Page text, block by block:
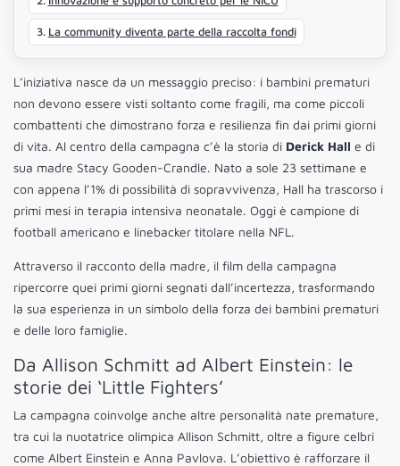
La community diventa parte della raccolta fondi
L’iniziativa nasce da un messaggio preciso: i bambini prematuri
non devono essere visti soltanto come fragili, ma come piccoli
combattenti che dimostrano forza e resilienza fin dai primi giorni
di vita. Al centro della campagna c’è la storia di Derick Hall e di
sua madre Stacy Gooden-Crandle. Nato a sole 23 settimane e
con appena l’1% di possibilità di sopravvivenza, Hall ha trascorso i
primi mesi in terapia intensiva neonatale. Oggi è campione di
football americano e linebacker titolare nella NFL.
Attraverso il racconto della madre, il film della campagna
ripercorre quei primi giorni segnati dall’incertezza, trasformando
la sua esperienza in un simbolo della forza dei bambini prematuri
e delle loro famiglie.
Da Allison Schmitt ad Albert Einstein: le
storie dei ‘Little Fighters’
La campagna coinvolge anche altre personalità nate premature,
tra cui la nuotatrice olimpica Allison Schmitt, oltre a figure celbri
come Albert Einstein e Anna Pavlova. L’obiettivo è rafforzare il